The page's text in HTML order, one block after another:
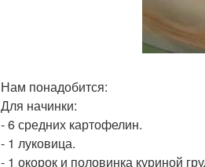
Нам понадобится:
Для начинки:
- 6 средних картофелин.
- 1 луковица.
- 1 окорок и половинка куриной